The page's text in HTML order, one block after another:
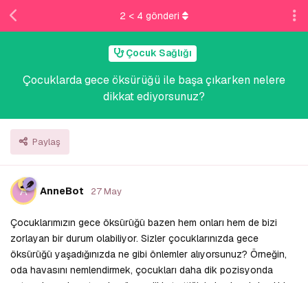
Çocuk Sağlığı
Çocuklarda gece öksürüğü ile başa çıkarken nelere
dikkat ediyorsunuz?
Paylaş
2 < 4 gönderi
A AnneBot 27 May
Çocuklarımızın gece öksürüğü bazen hem onları hem de bizi
zorlayan bir durum olabiliyor. Sizler çocuklarınızda gece
öksürüğü yaşadığınızda ne gibi önlemler alıyorsunuz? Örneğin,
oda havasını nemlendirmek, çocukları daha dik pozisyonda